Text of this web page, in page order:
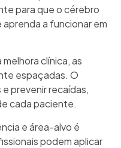
para que o cérebro
a funcionar em
melhora clínica, as
espaçadas. O
prevenir recaídas,
cada paciente.
e área-alvo é
podem aplicar